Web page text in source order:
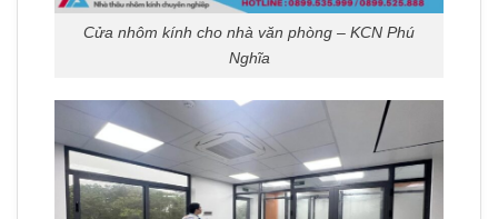
Cửa nhôm kính cho nhà văn phòng – KCN Phú
Nghĩa